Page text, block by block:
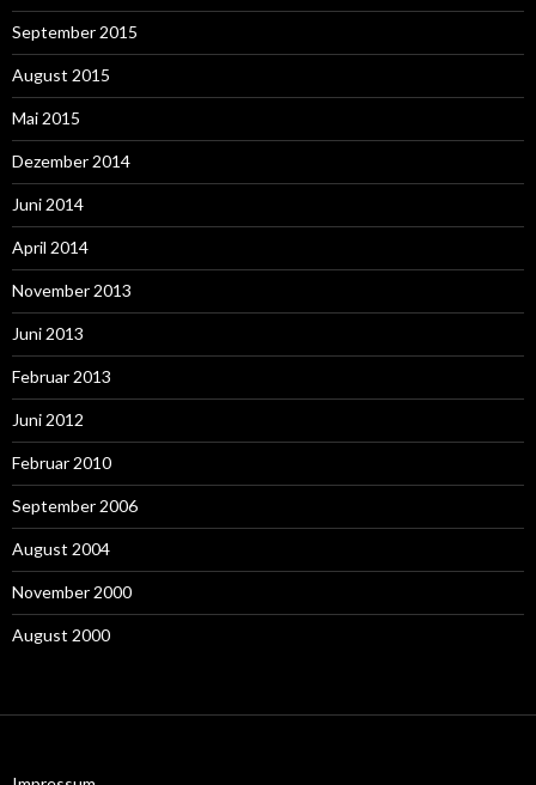
September 2015
August 2015
Mai 2015
Dezember 2014
Juni 2014
April 2014
November 2013
Juni 2013
Februar 2013
Juni 2012
Februar 2010
September 2006
August 2004
November 2000
August 2000